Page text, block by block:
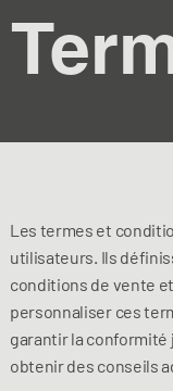
Les termes et
utilisateurs. Ils
conditions de vente
personnaliser ces
garantir la
obtenir des conseils